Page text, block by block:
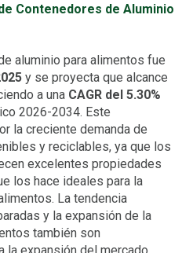
Contenedores de Aluminio
aluminio para alimentos fue
y se proyecta que alcance
a una CAGR del 5.30%
2026-2034. Este
la creciente demanda de
y reciclables, ya que los
excelentes propiedades
los hace ideales para la
La tendencia
y la expansión de la
también son
expansión del mercado.